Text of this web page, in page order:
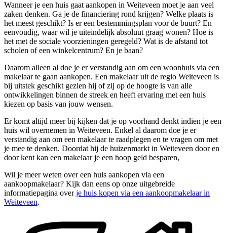
Wanneer je een huis gaat aankopen in Weiteveen moet je aan veel
zaken denken. Ga je de financiering rond krijgen? Welke plaats is
het meest geschikt? Is er een bestemmingsplan voor de buurt? En
eenvoudig, waar wil je uiteindelijk absoluut graag wonen? Hoe is
het met de sociale voorzieningen geregeld? Wat is de afstand tot
scholen of een winkelcentrum? En je baan?
Daarom alleen al doe je er verstandig aan om een woonhuis via een
makelaar te gaan aankopen. Een makelaar uit de regio Weiteveen is
bij uitstek geschikt gezien hij of zij op de hoogte is van alle
ontwikkelingen binnen de streek en heeft ervaring met een huis
kiezen op basis van jouw wensen.
Er komt altijd meer bij kijken dat je op voorhand denkt indien je een
huis wil overnemen in Weiteveen. Enkel al daarom doe je er
verstandig aan om een makelaar te raadplegen en te vragen om met
je mee te denken. Doordat hij de huizenmarkt in Weiteveen door en
door kent kan een makelaar je een hoop geld besparen,
Wil je meer weten over een huis aankopen via een
aankoopmakelaar? Kijk dan eens op onze uitgebreide
informatiepagina overje huis kopen via een aankoopmakelaar in
Weiteveen.